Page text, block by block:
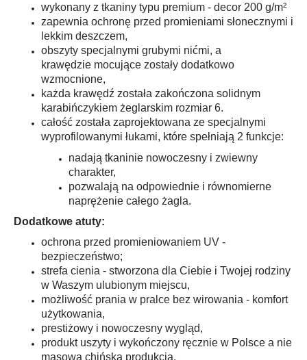
wykonany z tkaniny typu premium - decor 200 g/m²
zapewnia ochronę przed promieniami słonecznymi i
lekkim deszczem,
obszyty specjalnymi grubymi nićmi, a
krawędzie mocujące zostały dodatkowo
wzmocnione,
każda krawędź została zakończona solidnym
karabińczykiem żeglarskim rozmiar 6.
całość została zaprojektowana ze specjalnymi
wyprofilowanymi łukami, które spełniają 2 funkcje:
nadają tkaninie nowoczesny i zwiewny
charakter,
pozwalają na odpowiednie i równomierne
naprężenie całego żagla.
Dodatkowe atuty:
ochrona przed promieniowaniem UV -
bezpieczeństwo;
strefa cienia - stworzona dla Ciebie i Twojej rodziny
w Waszym ulubionym miejscu,
możliwość prania w pralce bez wirowania - komfort
użytkowania,
prestiżowy i nowoczesny wygląd,
produkt uszyty i wykończony ręcznie w Polsce a nie
masowa chińska produkcja,